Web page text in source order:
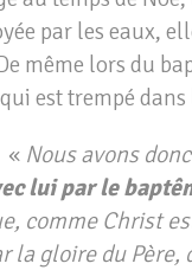
par les eaux,
même lors du
est trempé dans
« Nous avons
lui par le
comme Christ
la gloire du Père,